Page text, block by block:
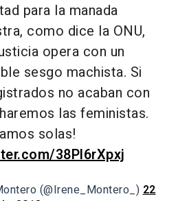
para la manada
como dice la ONU,
opera con un
sesgo machista. Si
no acaban con
las feministas.
solas!
38Pl6rXpxj
(@Irene_Montero_)22